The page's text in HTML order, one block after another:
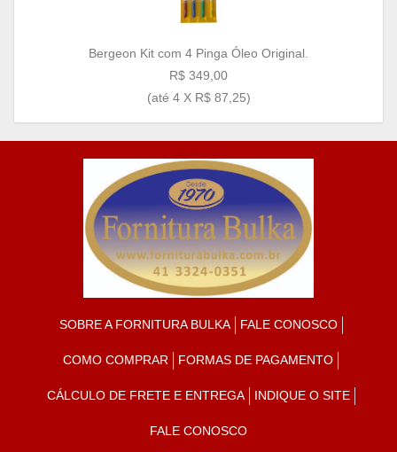
Bergeon Kit com 4 Pinga Óleo Original.
R$ 349,00
(até 4 X R$ 87,25)
SOBRE A FORNITURA BULKA FALE CONOSCO
COMO COMPRAR FORMAS DE PAGAMENTO
CÁLCULO DE FRETE E ENTREGA INDIQUE O SITE
FALE CONOSCO